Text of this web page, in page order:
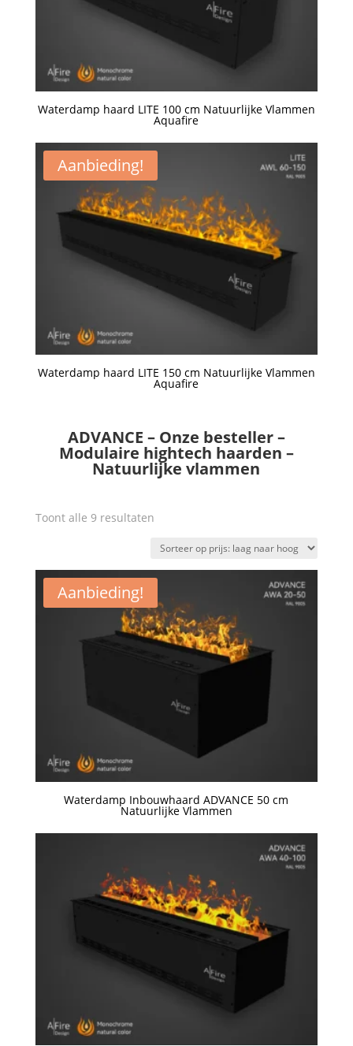
Waterdamp haard LITE 100 cm Natuurlijke Vlammen
Aquafire
Aanbieding!
Waterdamp haard LITE 150 cm Natuurlijke Vlammen
Aquafire
ADVANCE – Onze besteller –
Modulaire hightech haarden –
Natuurlijke vlammen
Toont alle 9 resultatenGesorteerd
prijs:
laag
hoog
Aanbieding!
Waterdamp Inbouwhaard ADVANCE 50 cm
Natuurlijke Vlammen